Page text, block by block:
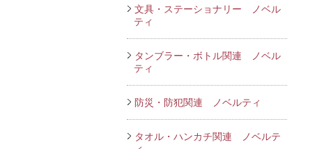
文具・ステーショナリー ノベル
ティ
タンブラー・ボトル関連 ノベル
ティ
防災・防犯関連 ノベルティ
タオル・ハンカチ関連 ノベルテ